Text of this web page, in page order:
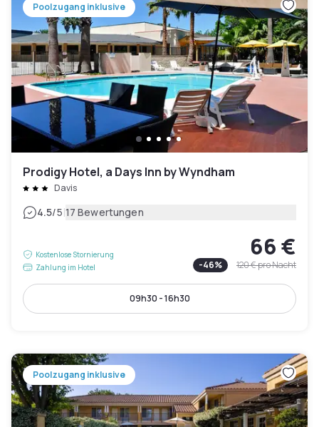
Poolzugang inklusive
Prodigy Hotel, a Days Inn by Wyndham
Davis
4.5/5|17 Bewertungen
Kostenlose Stornierung
Zahlung im Hotel
66 €
-46% 120 €pro Nacht
09h30 - 16h30
Poolzugang inklusive